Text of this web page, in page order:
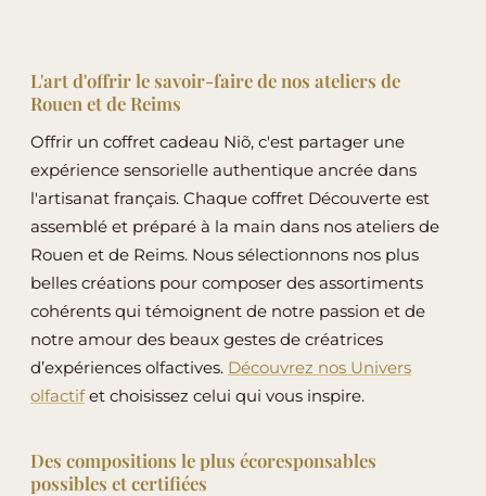
choisies
du
produit
être
L'art d'offrir le savoir-faire de nos ateliers de
Rouen et de Reims
Offrir un coffret cadeau Niõ, c'est partager une
expérience sensorielle authentique ancrée dans
l'artisanat français. Chaque coffret Découverte est
assemblé et préparé à la main dans nos ateliers de
Rouen et de Reims. Nous sélectionnons nos plus
belles créations pour composer des assortiments
cohérents qui témoignent de notre passion et de
notre amour des beaux gestes de créatrices
d’expériences olfactives. Découvrez nos Univers
olfactifet choisissez celui qui vous inspire.
Des compositions le plus écoresponsables
possibles et certifiées